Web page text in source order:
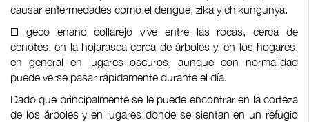
causar enfermedades como el dengue, zika y chikungunya.
El geco enano collarejo vive entre las rocas, cerca de
cenotes, en la hojarasca cerca de árboles y, en los hogares,
en general en lugares oscuros, aunque con normalidad
puede verse pasar rápidamente durante el día.
Dado que principalmente se le puede encontrar en la corteza
de los árboles y en lugares donde se sientan en un refugio